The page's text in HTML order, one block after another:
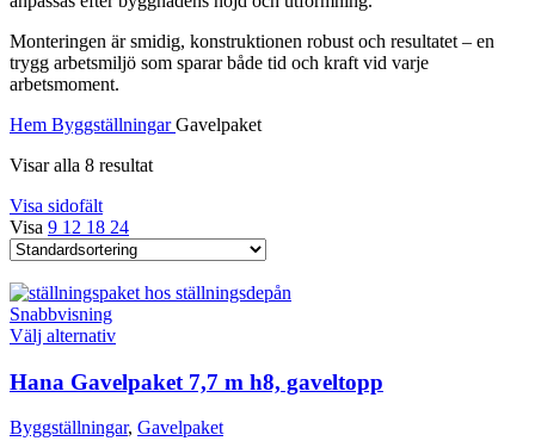
Monteringen är smidig, konstruktionen robust och resultatet – en
trygg arbetsmiljö som sparar både tid och kraft vid varje
arbetsmoment.
Hem ByggställningarGavelpaket
Visar alla 8 resultat
Visa sidofält
Visa 9 12 18 24
Snabbvisning
Välj alternativ
Hana Gavelpaket 7,7 m h8, gaveltopp
Byggställningar, Gavelpaket